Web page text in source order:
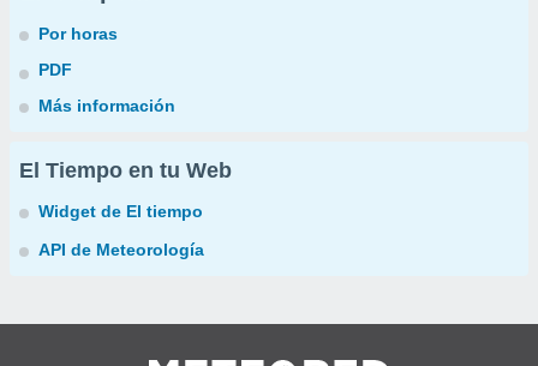
Por horas
PDF
Más información
El Tiempo en tu Web
Widget de El tiempo
API de Meteorología